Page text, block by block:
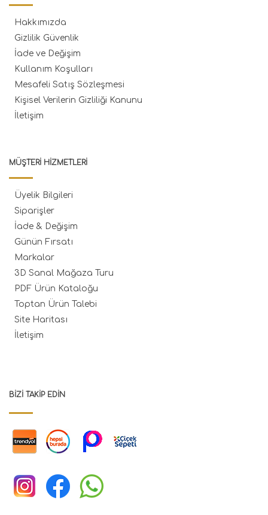
Hakkımızda
Gizlilik Güvenlik
İade ve Değişim
Kullanım Koşulları
Mesafeli Satış Sözleşmesi
Kişisel Verilerin Gizliliği Kanunu
İletişim
MÜŞTERI HIZMETLERI
Üyelik Bilgileri
Siparişler
İade & Değişim
Günün Fırsatı
Markalar
3D Sanal Mağaza Turu
PDF Ürün Kataloğu
Toptan Ürün Talebi
Site Haritası
İletişim
BIZI TAKIP EDIN